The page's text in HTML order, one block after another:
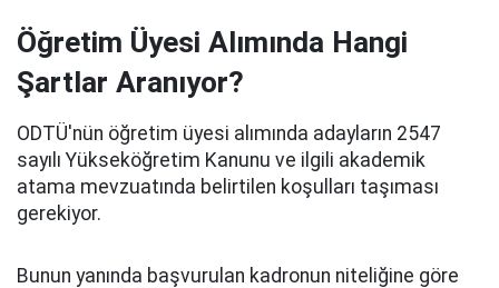
Öğretim Üyesi Alımında Hangi
Şartlar Aranıyor?
ODTÜ'nün öğretim üyesi alımında adayların 2547
sayılı Yükseköğretim Kanunu ve ilgili akademik
atama mevzuatında belirtilen koşulları taşıması
gerekiyor.
Bunun yanında başvurulan kadronun niteliğine göre